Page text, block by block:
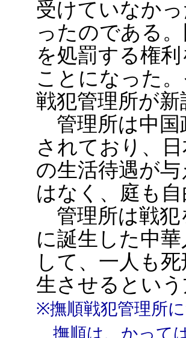
受けていなか
ったのである
を処罰する権
ことになった
戦犯管理所が
管理所は中国
されており、
の生活待遇が
はなく、庭も
管理所は戦犯
に誕生した中
して、一人も
生させるとい
※撫順戦犯管理所
撫順は、かって